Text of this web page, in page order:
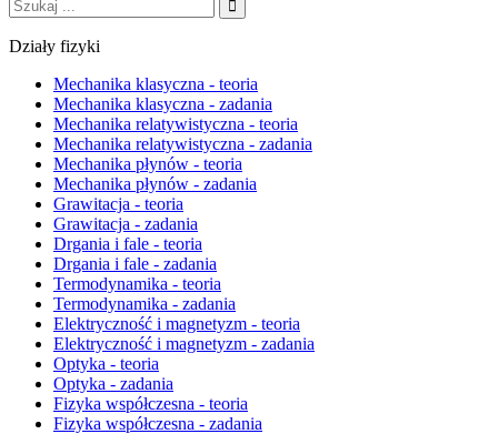
Działy fizyki
Mechanika klasyczna - teoria
Mechanika klasyczna - zadania
Mechanika relatywistyczna - teoria
Mechanika relatywistyczna - zadania
Mechanika płynów - teoria
Mechanika płynów - zadania
Grawitacja - teoria
Grawitacja - zadania
Drgania i fale - teoria
Drgania i fale - zadania
Termodynamika - teoria
Termodynamika - zadania
Elektryczność i magnetyzm - teoria
Elektryczność i magnetyzm - zadania
Optyka - teoria
Optyka - zadania
Fizyka współczesna - teoria
Fizyka współczesna - zadania